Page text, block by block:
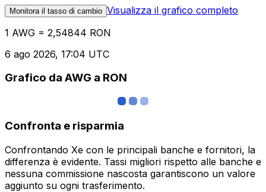
Monitora il tasso di cambio Visualizza il grafico completo
1 AWG = 2,54844 RON
6 ago 2026, 17:04 UTC
Grafico da AWG a RON
Confronta e risparmia
Confrontando Xe con le principali banche e fornitori, la
differenza è evidente. Tassi migliori rispetto alle banche e
nessuna commissione nascosta garantiscono un valore
aggiunto su ogni trasferimento.